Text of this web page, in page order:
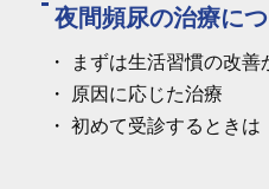
夜間頻尿の治療に
まずは生活習慣の改善
原因に応じた治療
初めて受診するときは